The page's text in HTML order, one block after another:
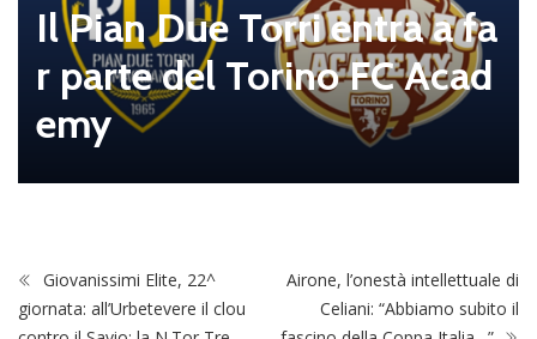
Il Pian Due Torri entra a fa
r parte del Torino FC Acad
emy
Giovanissimi Elite, 22^
giornata: all’Urbetevere il clou
Airone, l’onestà intellettuale di
Celiani: “Abbiamo subito il